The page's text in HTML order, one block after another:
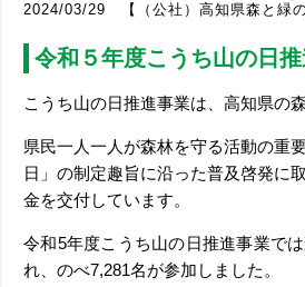
2024/03/29 【（公社）高知県森と緑の
令和５年度こうち山の日
こうち山の日推進事業は、高知県の
県民一人一人が森林を守る活動の重
日」の制定趣旨に沿った普及啓発に
金を交付しています。
令和5年度こうち山の日推進事業で
れ、のべ7,281名が参加しました。